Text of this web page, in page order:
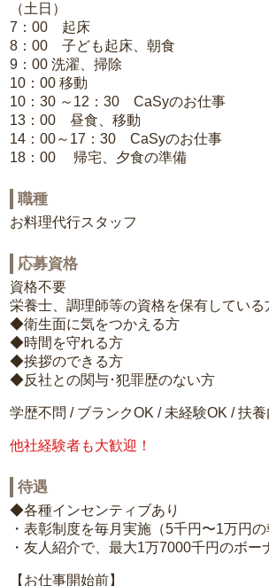
（土日）
7：00 起床
8：00 子ども起床、朝食
9：00 洗濯、掃除
10：00 移動
10：30 ～12：30 CaSyのお仕事
13：00 昼食、移動
14：00～17：30 CaSyのお仕事
18：00 帰宅、夕食の準備
職種
お料理代行スタッフ
応募資格
資格不要
栄養士、調理師等の資格を保有している
◆衛生面に気をつかえる方
◆時間を守れる方
◆挨拶のできる方
◆反社との関与･犯罪歴のない方
学歴不問 / ブランクOK / 未経験OK / 扶
他社経験者も大歓迎！
待遇
◆各種インセンティブあり
・表彰制度を毎月実施（5千円〜1万円の
・友人紹介で、最大1万7000千円のボー
【お仕事開始前】